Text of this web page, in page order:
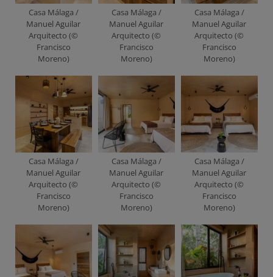
Casa Málaga /
Manuel Aguilar
Arquitecto (©
Francisco
Moreno)
Casa Málaga /
Manuel Aguilar
Arquitecto (©
Francisco
Moreno)
Casa Málaga /
Manuel Aguilar
Arquitecto (©
Francisco
Moreno)
Casa Málaga /
Manuel Aguilar
Arquitecto (©
Francisco
Moreno)
Casa Málaga /
Manuel Aguilar
Arquitecto (©
Francisco
Moreno)
Casa Málaga /
Manuel Aguilar
Arquitecto (©
Francisco
Moreno)